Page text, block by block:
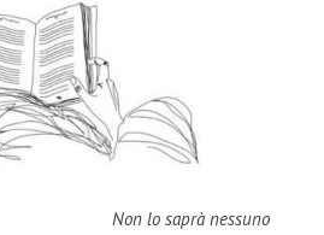
Non lo saprà nessuno